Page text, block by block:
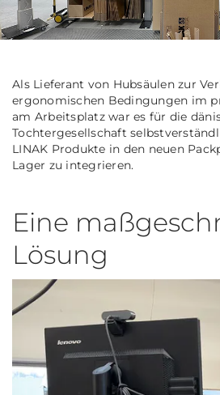
Als Lieferant von Hubsäulen zur
ergonomischen Bedingungen im
am Arbeitsplatz war es für die
Tochtergesellschaft
LINAK Produkte in den neuen
Lager zu integrieren.
Eine
Lösung